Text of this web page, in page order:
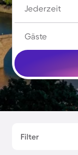
Jederzeit
Gäste
Filter